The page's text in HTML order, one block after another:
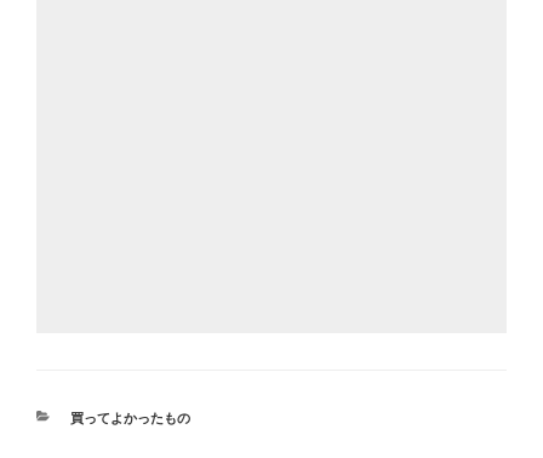
カ
買ってよかったもの